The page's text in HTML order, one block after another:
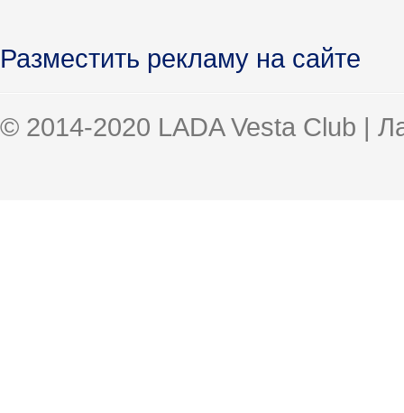
Разместить рекламу на сайте
© 2014-2020 LADA Vesta Club |